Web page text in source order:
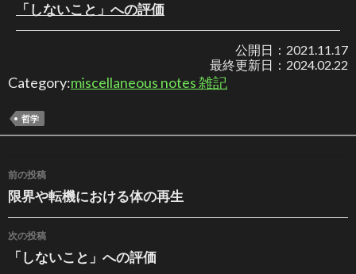
「しないこと」への評価
公開日： 2021.11.17
最終更新日： 2024.02.22
Category:miscellaneous notes 雑記
哲学
投稿ナビゲーション
前の投稿
限界や転機における体の再生
次の投稿
「しないこと」への評価